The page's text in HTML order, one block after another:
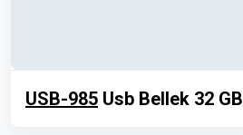
USB-985 Usb Bellek 32 GB